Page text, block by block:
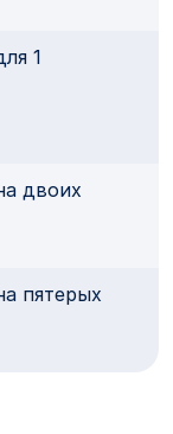
1
двоих
пятерых